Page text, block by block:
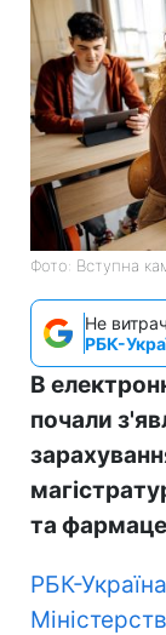
Фото: Вступна
Не
РБК-
В
почали
та
РБК-Україна